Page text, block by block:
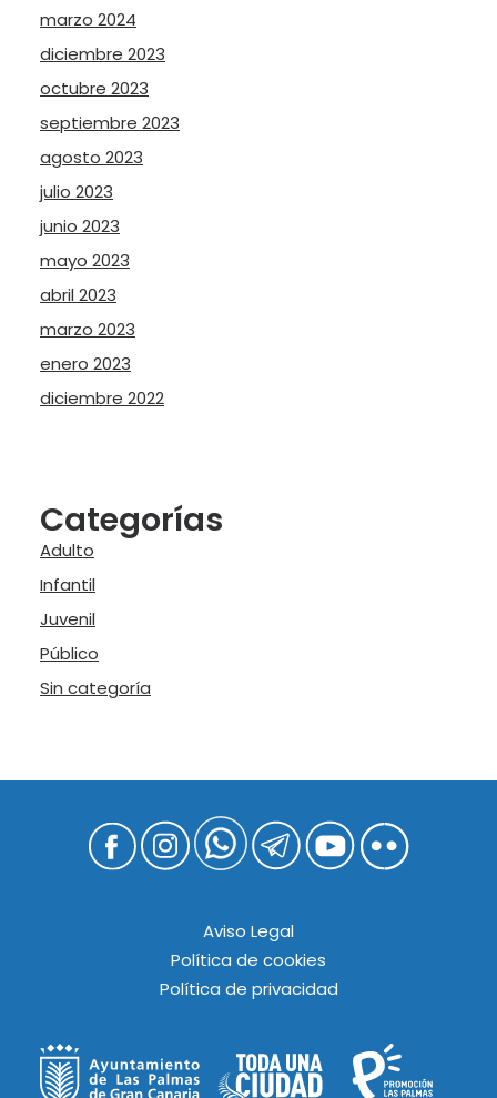
marzo 2024
diciembre 2023
octubre 2023
septiembre 2023
agosto 2023
julio 2023
junio 2023
mayo 2023
abril 2023
marzo 2023
enero 2023
diciembre 2022
Categorías
Adulto
Infantil
Juvenil
Público
Sin categoría
Aviso Legal
Política de cookies
Política de privacidad